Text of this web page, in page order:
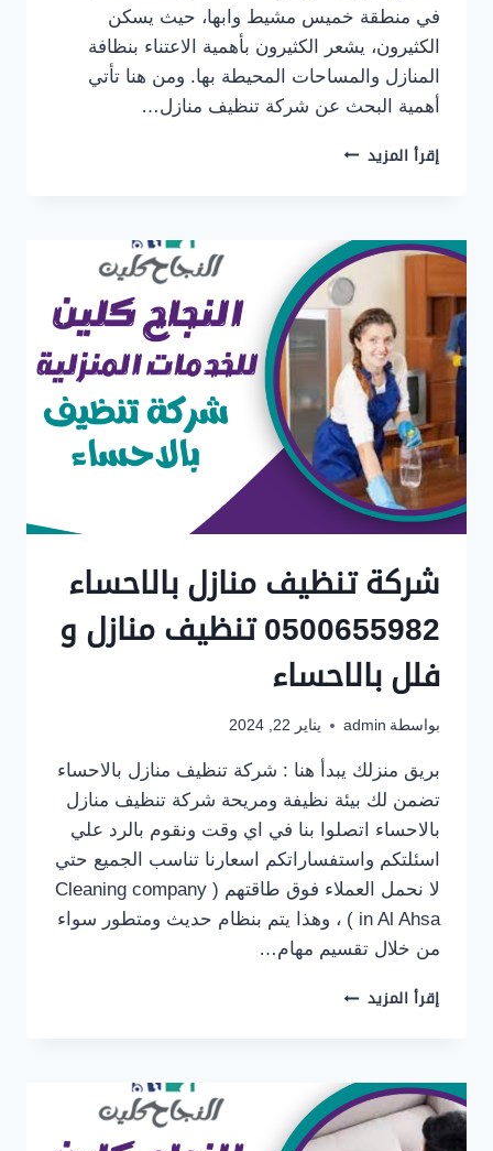
في منطقة خميس مشيط وابها، حيث يسكن
الكثيرون، يشعر الكثيرون بأهمية الاعتناء بنظافة
المنازل والمساحات المحيطة بها. ومن هنا تأتي
أهمية البحث عن شركة تنظيف منازل…
إقرأ المزيد شركة
مشيط
وابها
0500655982
خدمات
نظافة
عامة
شركة تنظيف منازل بالاحساء
0500655982 تنظيف منازل و
فلل بالاحساء
بواسطة admin يناير 22, 2024
بريق منزلك يبدأ هنا : شركة تنظيف منازل بالاحساء
تضمن لك بيئة نظيفة ومريحة شركة تنظيف منازل
بالاحساء اتصلوا بنا في اي وقت ونقوم بالرد علي
اسئلتكم واستفساراتكم اسعارنا تناسب الجميع حتي
لا نحمل العملاء فوق طاقتهم ( Cleaning company
in Al Ahsa ) ، وهذا يتم بنظام حديث ومتطور سواء
من خلال تقسيم مهام…
إقرأ المزيد شركة
0500655982
تنظيف
منازل